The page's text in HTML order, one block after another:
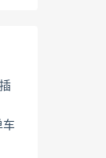
车